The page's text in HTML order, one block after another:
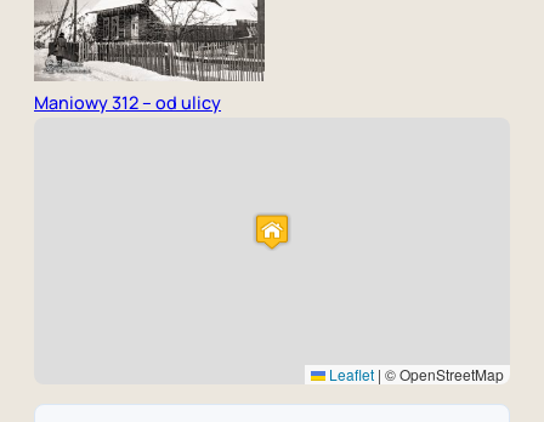
Maniowy 312 – od ulicy
Leaflet | © OpenStreetMap